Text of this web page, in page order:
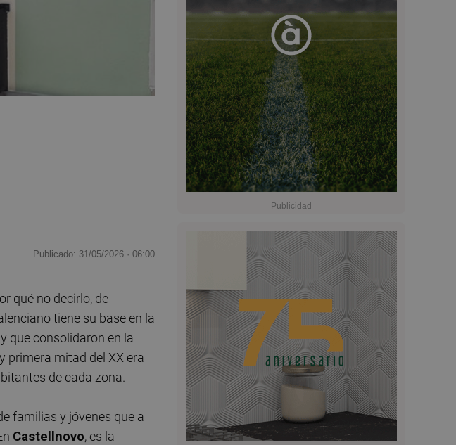
Publicado: 31/05/2026 · 06:00
qué no decirlo, de
tiene su base en la
que consolidaron en la
primera mitad del XX era
de cada zona.
familias y jóvenes que a
Castellnovo, es la